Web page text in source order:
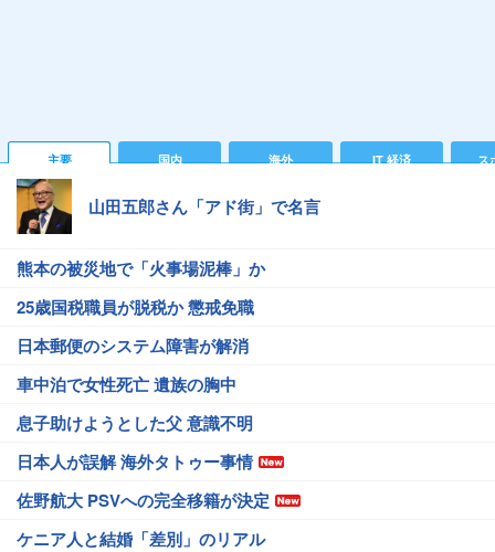
主要 国内 海外 IT 経済 ス
山田五郎さん「アド街」で名言
熊本の被災地で「火事場泥棒」か
25歳国税職員が脱税か 懲戒免職
日本郵便のシステム障害が解消
車中泊で女性死亡 遺族の胸中
息子助けようとした父 意識不明
日本人が誤解 海外タトゥー事情
佐野航大 PSVへの完全移籍が決定
ケニア人と結婚「差別」のリアル